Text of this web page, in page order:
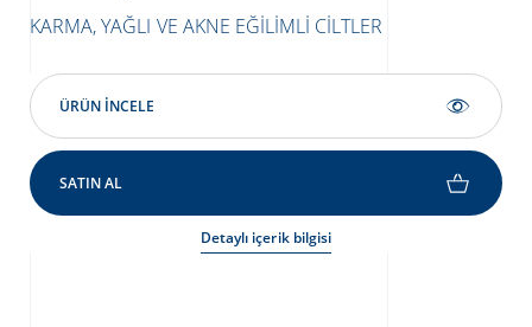
KARMA, YAĞLI VE AKNE EĞILIMLI CILTLER
ÜRÜN INCELE
SATIN AL
Detaylı içerik bilgisi